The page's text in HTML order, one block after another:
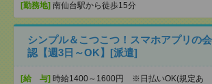
[勤務地] 南仙台駅から徒歩15分
シンプル＆こつこつ！スマホアプリの
認【週3日～OK】[派遣]
[給 与] 時給1400～1600円 ※日払いOK(規定あ